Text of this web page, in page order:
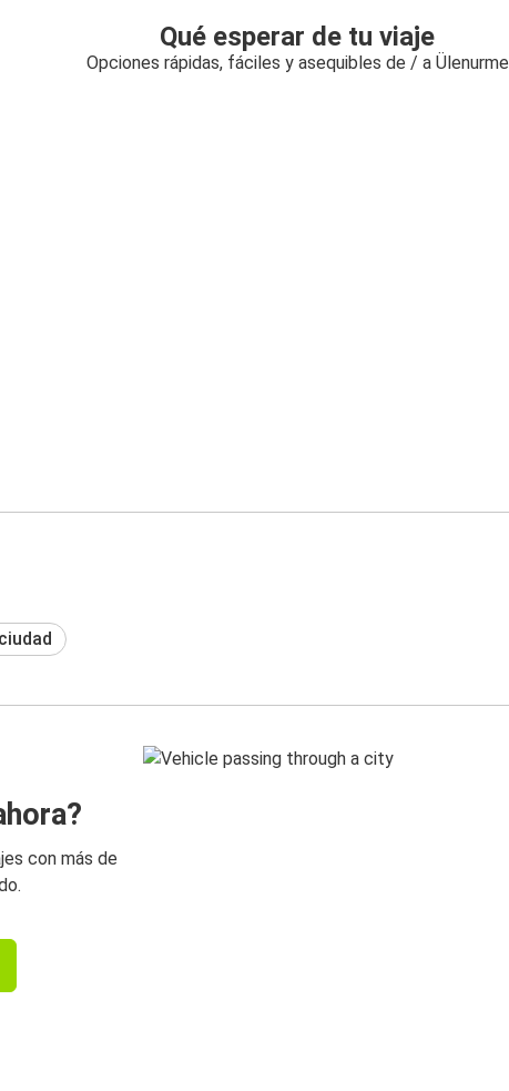
Qué esperar de tu viaje
Opciones rápidas, fáciles y asequibles de / a Ülenurme
con más de